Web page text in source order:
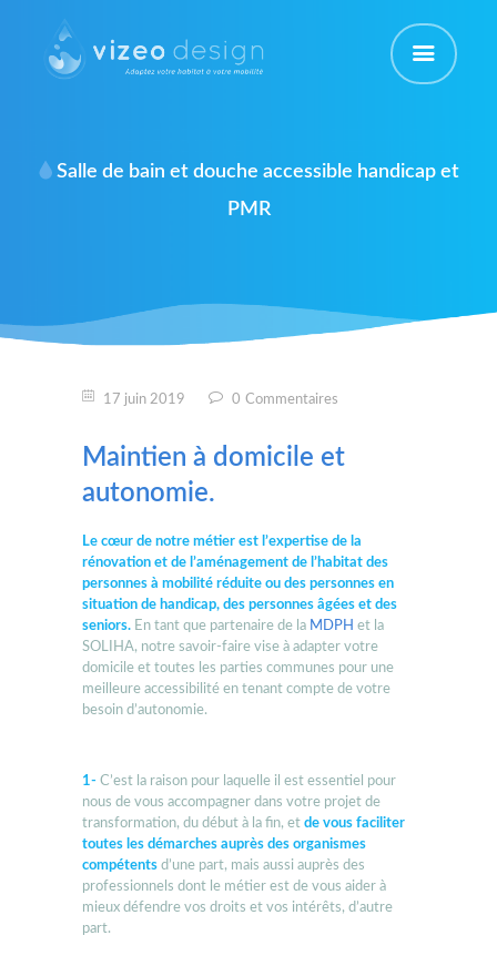
Salle de bain et douche accessible handicap et
PMR
DEMANDER UN DEVIS
17 juin 2019 0 Commentaires
Maintien à domicile et
autonomie.
Le cœur de notre métier est l’expertise de la
rénovation et de l’aménagement de l’habitat des
personnes à mobilité réduite ou des personnes en
situation de handicap, des personnes âgées et des
seniors. En tant que partenaire de la MDPH et la
SOLIHA, notre savoir-faire vise à adapter votre
domicile et toutes les parties communes pour une
meilleure accessibilité en tenant compte de votre
besoin d’autonomie.
1- C’est la raison pour laquelle il est essentiel pour
nous de vous accompagner dans votre projet de
transformation, du début à la fin, et de vous faciliter
toutes les démarches auprès des organismes
compétents d’une part, mais aussi auprès des
professionnels dont le métier est de vous aider à
mieux défendre vos droits et vos intérêts, d’autre
part.